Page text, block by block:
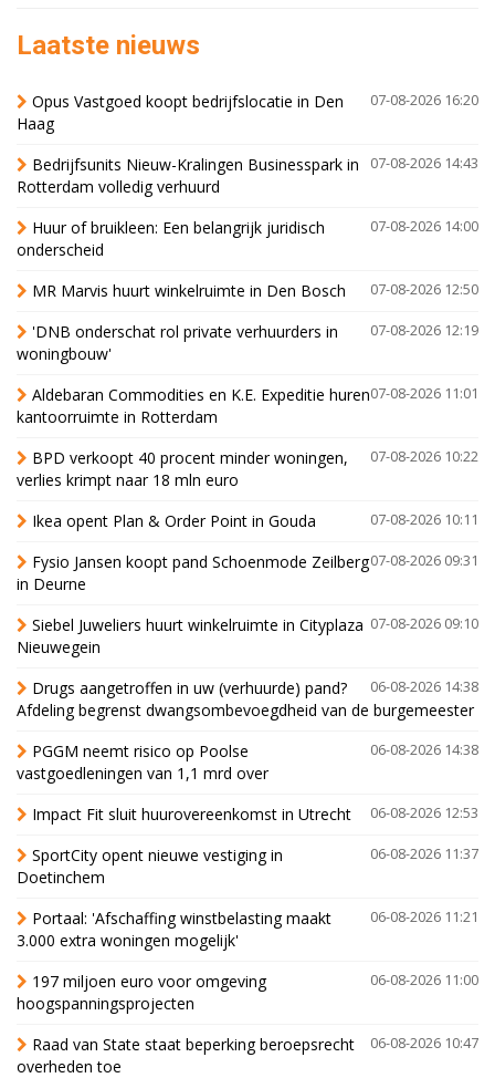
Laatste nieuws
07-08-2026 16:20
Opus Vastgoed koopt bedrijfslocatie in Den
Haag
07-08-2026 14:43
Bedrijfsunits Nieuw-Kralingen Businesspark in
Rotterdam volledig verhuurd
07-08-2026 14:00
Huur of bruikleen: Een belangrijk juridisch
onderscheid
07-08-2026 12:50
MR Marvis huurt winkelruimte in Den Bosch
07-08-2026 12:19
'DNB onderschat rol private verhuurders in
woningbouw'
07-08-2026 11:01
Aldebaran Commodities en K.E. Expeditie huren
kantoorruimte in Rotterdam
07-08-2026 10:22
BPD verkoopt 40 procent minder woningen,
verlies krimpt naar 18 mln euro
07-08-2026 10:11
Ikea opent Plan & Order Point in Gouda
07-08-2026 09:31
Fysio Jansen koopt pand Schoenmode Zeilberg
in Deurne
07-08-2026 09:10
Siebel Juweliers huurt winkelruimte in Cityplaza
Nieuwegein
06-08-2026 14:38
Drugs aangetroffen in uw (verhuurde) pand?
Afdeling begrenst dwangsombevoegdheid van de burgemeester
06-08-2026 14:38
PGGM neemt risico op Poolse
vastgoedleningen van 1,1 mrd over
06-08-2026 12:53
Impact Fit sluit huurovereenkomst in Utrecht
06-08-2026 11:37
SportCity opent nieuwe vestiging in
Doetinchem
06-08-2026 11:21
Portaal: 'Afschaffing winstbelasting maakt
3.000 extra woningen mogelijk'
06-08-2026 11:00
197 miljoen euro voor omgeving
hoogspanningsprojecten
06-08-2026 10:47
Raad van State staat beperking beroepsrecht
overheden toe